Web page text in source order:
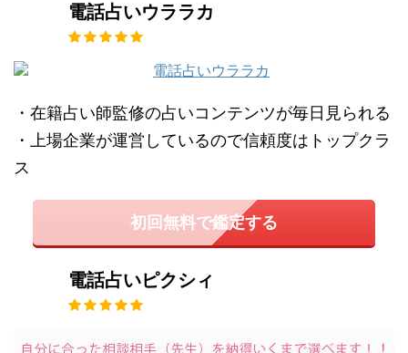
電話占いウララカ
・在籍占い師監修の占いコンテンツが毎日見られる
・上場企業が運営しているので信頼度はトップクラ
ス
初回無料で鑑定する
電話占いピクシィ